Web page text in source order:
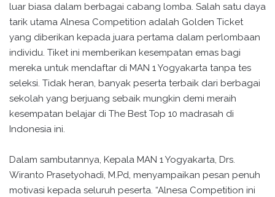
luar biasa dalam berbagai cabang lomba. Salah satu daya
tarik utama Alnesa Competition adalah Golden Ticket
yang diberikan kepada juara pertama dalam perlombaan
individu. Tiket ini memberikan kesempatan emas bagi
mereka untuk mendaftar di MAN 1 Yogyakarta tanpa tes
seleksi. Tidak heran, banyak peserta terbaik dari berbagai
sekolah yang berjuang sebaik mungkin demi meraih
kesempatan belajar di The Best Top 10 madrasah di
Indonesia ini.
Dalam sambutannya, Kepala MAN 1 Yogyakarta, Drs.
Wiranto Prasetyohadi, M.Pd, menyampaikan pesan penuh
motivasi kepada seluruh peserta. “Alnesa Competition ini